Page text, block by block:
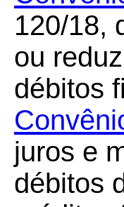
120/18,
ou
débitos
juros e
débitos